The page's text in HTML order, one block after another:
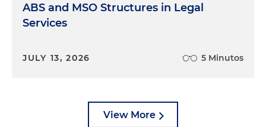
ABS and MSO Structures in Legal
Services
JULY 13, 2026 5 Minutos
View More